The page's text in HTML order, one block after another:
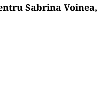
Sabrina Voinea,